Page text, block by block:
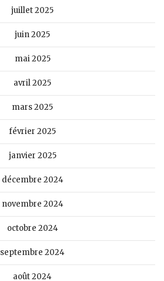
juillet 2025
juin 2025
mai 2025
avril 2025
mars 2025
février 2025
janvier 2025
décembre 2024
novembre 2024
octobre 2024
septembre 2024
août 2024